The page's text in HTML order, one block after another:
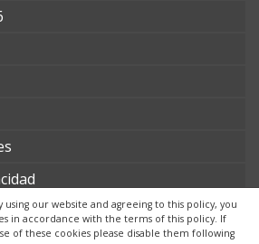
using our website and agreeing to this policy, you
in accordance with the terms of this policy. If
of these cookies please disable them following